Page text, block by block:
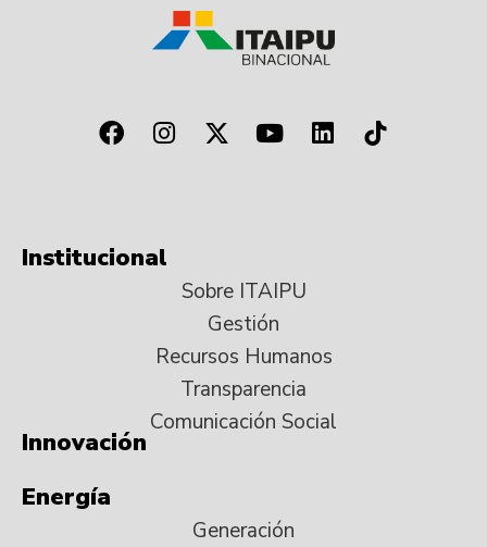
Institucional
Sobre ITAIPU
Gestión
Recursos Humanos
Transparencia
Comunicación Social
Innovación
Energía
Generación